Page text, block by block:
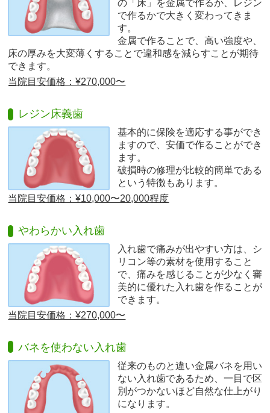
の「床」を金属で作るか、レジン
で作るかで大きく変わってきま
す。
金属で作ることで、高い強度や、
床の厚みを大変薄くすることで違和感を減らすことが期待
できます。
当院目安価格：¥270,000〜
レジン床義歯
基本的に保険を適応する事ができ
ますので、安価で作ることができ
ます。
破損時の修理が比較的簡単である
という特徴もあります。
当院目安価格：¥10,000〜20,000程度
やわらかい入れ歯
入れ歯で痛みが出やすい方は、シ
リコン等の素材を使用すること
で、痛みを感じることが少なく審
美的に優れた入れ歯を作ることが
できます。
当院目安価格：¥270,000〜
バネを使わない入れ歯
従来のものと違い金属バネを用い
ない入れ歯であるため、一目で区
別がつかないほど自然な仕上がり
になります。